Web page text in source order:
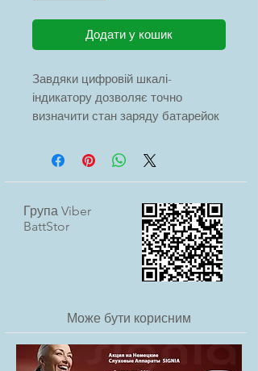
Додати у кошик
Завдяки цифровій шкалі-
індикатору дозволяє точно
визначити стан заряду батарейок
Група Viber
BattStor
Може бути корисним